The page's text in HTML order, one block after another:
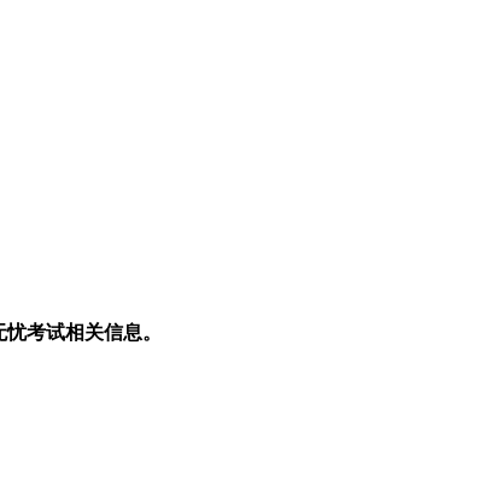
考试相关信息。